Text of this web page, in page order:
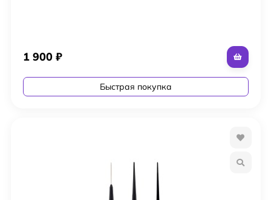
1 900 ₽
Быстрая покупка